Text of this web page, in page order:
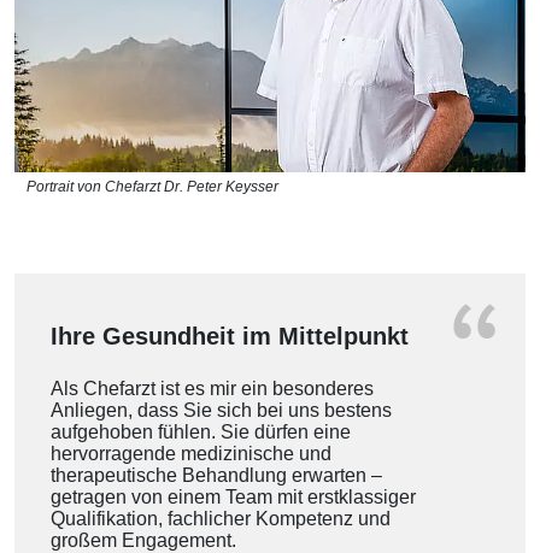
Ihre Gesundheit im Mittelpunkt
Als Chefarzt ist es mir ein besonderes
Anliegen, dass Sie sich bei uns bestens
aufgehoben fühlen. Sie dürfen eine
hervorragende medizinische und
therapeutische Behandlung erwarten –
getragen von einem Team mit erstklassiger
Qualifikation, fachlicher Kompetenz und
großem Engagement.
Portrait von Chefarzt Dr. Peter Keysser